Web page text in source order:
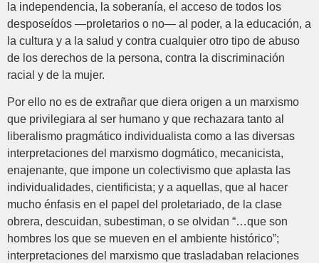
la independencia, la soberanía, el acceso de todos los
desposeídos —proletarios o no— al poder, a la educación, a
la cultura y a la salud y contra cualquier otro tipo de abuso
de los derechos de la persona, contra la discriminación
racial y de la mujer.
Por ello no es de extrañar que diera origen a un marxismo
que privilegiara al ser humano y que rechazara tanto al
liberalismo pragmático individualista como a las diversas
interpretaciones del marxismo dogmático, mecanicista,
enajenante, que impone un colectivismo que aplasta las
individualidades, cientificista; y a aquellas, que al hacer
mucho énfasis en el papel del proletariado, de la clase
obrera, descuidan, subestiman, o se olvidan “…que son
hombres los que se mueven en el ambiente histórico”;
interpretaciones del marxismo que trasladaban relaciones